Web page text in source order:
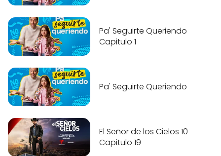
Pa' Seguirte Queriendo
Capitulo 1
Pa' Seguirte Queriendo
El Señor de los Cielos 10
Capitulo 19